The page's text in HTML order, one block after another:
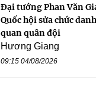
Đại tướng Phan Văn
Quốc hội sửa chức
quan quân đội
Hương Giang
09:15 04/08/2026